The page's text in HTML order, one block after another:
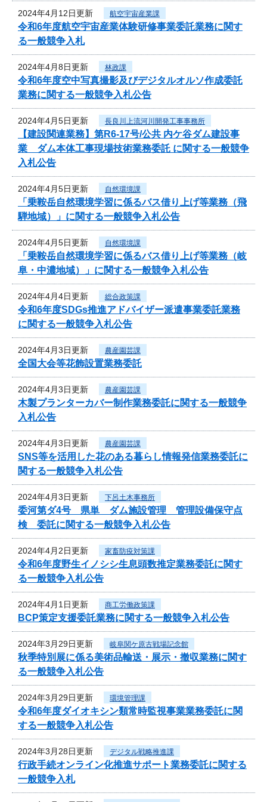
2024年4月12日更新 航空宇宙産業課
令和6年度航空宇宙産業体験研修事業委託業務に関す
る一般競争入札
2024年4月8日更新 林政課
令和6年度空中写真撮影及びデジタルオルソ作成委託
業務に関する一般競争入札公告
2024年4月5日更新 長良川上流河川開発工事事務所
【建設関連業務】第R6-17号/公共 内ケ谷ダム建設事
業 ダム本体工事現場技術業務委託 に関する一般競争
入札公告
2024年4月5日更新 自然環境課
「乗鞍岳自然環境学習に係るバス借り上げ等業務（飛
騨地域）」に関する一般競争入札公告
2024年4月5日更新 自然環境課
「乗鞍岳自然環境学習に係るバス借り上げ等業務（岐
阜・中濃地域）」に関する一般競争入札公告
2024年4月4日更新 総合政策課
令和6年度SDGs推進アドバイザー派遣事業委託業務
に関する一般競争入札公告
2024年4月3日更新 農産園芸課
全国大会等花飾設置業務委託
2024年4月3日更新 農産園芸課
木製プランターカバー制作業務委託に関する一般競争
入札公告
2024年4月3日更新 農産園芸課
SNS等を活用した花のある暮らし情報発信業務委託に
関する一般競争入札公告
2024年4月3日更新 下呂土木事務所
委河第ダ4号 県単 ダム施設管理 管理設備保守点
検 委託に関する一般競争入札公告
2024年4月2日更新 家畜防疫対策課
令和6年度野生イノシシ生息頭数推定業務委託に関す
る一般競争入札公告
2024年4月1日更新 商工労働政策課
BCP策定支援委託業務に関する一般競争入札公告
2024年3月29日更新 岐阜関ケ原古戦場記念館
秋季特別展に係る美術品輸送・展示・撤収業務に関す
る一般競争入札公告
2024年3月29日更新 環境管理課
令和6年度ダイオキシン類常時監視事業業務委託に関
する一般競争入札公告
2024年3月28日更新 デジタル戦略推進課
行政手続オンライン化推進サポート業務委託に関する
一般競争入札